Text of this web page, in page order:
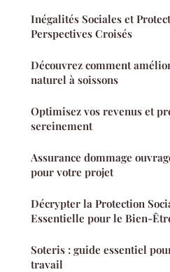
Inégalités Sociales et
Perspectives Croisés
Découvrez comment
naturel à soissons
Optimisez vos revenus et
sereinement
Assurance dommage
pour votre projet
Décrypter la Protection
Essentielle pour le Bien-
Soteris : guide essentiel
travail